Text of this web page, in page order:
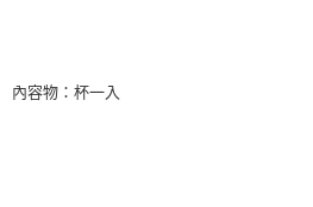
內容物：杯一入